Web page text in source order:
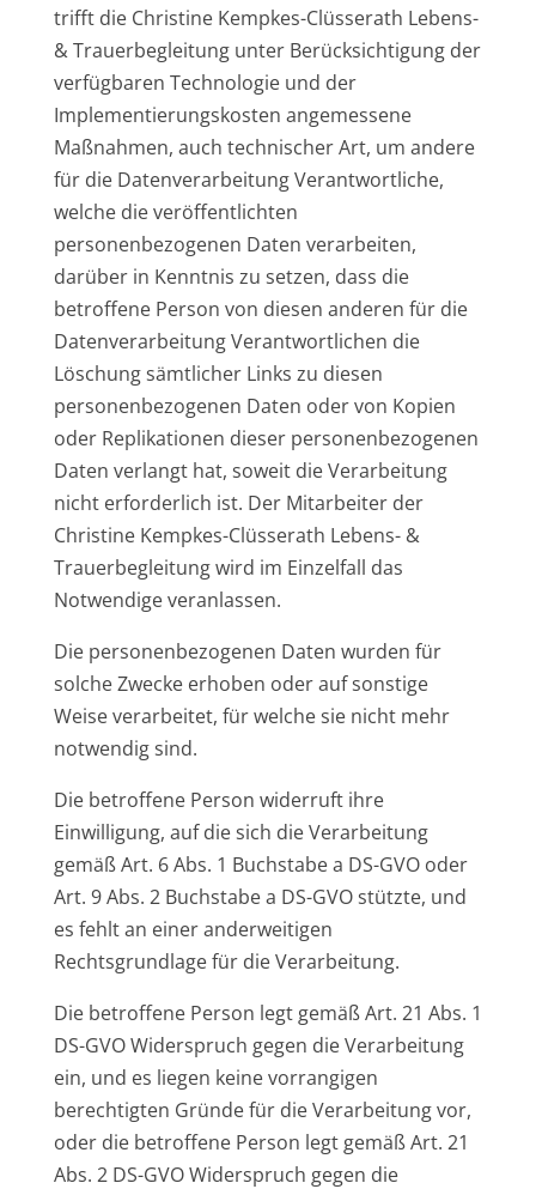
trifft die Christine Kempkes-Clüsserath Lebens-
& Trauerbegleitung unter Berücksichtigung der
verfügbaren Technologie und der
Implementierungskosten angemessene
Maßnahmen, auch technischer Art, um andere
für die Datenverarbeitung Verantwortliche,
welche die veröffentlichten
personenbezogenen Daten verarbeiten,
darüber in Kenntnis zu setzen, dass die
betroffene Person von diesen anderen für die
Datenverarbeitung Verantwortlichen die
Löschung sämtlicher Links zu diesen
personenbezogenen Daten oder von Kopien
oder Replikationen dieser personenbezogenen
Daten verlangt hat, soweit die Verarbeitung
nicht erforderlich ist. Der Mitarbeiter der
Christine Kempkes-Clüsserath Lebens- &
Trauerbegleitung wird im Einzelfall das
Notwendige veranlassen.
Die personenbezogenen Daten wurden für
solche Zwecke erhoben oder auf sonstige
Weise verarbeitet, für welche sie nicht mehr
notwendig sind.
Die betroffene Person widerruft ihre
Einwilligung, auf die sich die Verarbeitung
gemäß Art. 6 Abs. 1 Buchstabe a DS-GVO oder
Art. 9 Abs. 2 Buchstabe a DS-GVO stützte, und
es fehlt an einer anderweitigen
Rechtsgrundlage für die Verarbeitung.
Die betroffene Person legt gemäß Art. 21 Abs. 1
DS-GVO Widerspruch gegen die Verarbeitung
ein, und es liegen keine vorrangigen
berechtigten Gründe für die Verarbeitung vor,
oder die betroffene Person legt gemäß Art. 21
Abs. 2 DS-GVO Widerspruch gegen die